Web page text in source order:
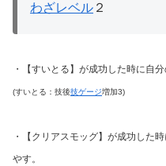
わざレベル ２
・【すいとる】が成功した時に自
(すいとる：技後技ゲージ増加3)
・【クリアスモッグ】が成功した
やす。